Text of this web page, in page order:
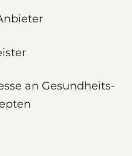
an Gesundheits-